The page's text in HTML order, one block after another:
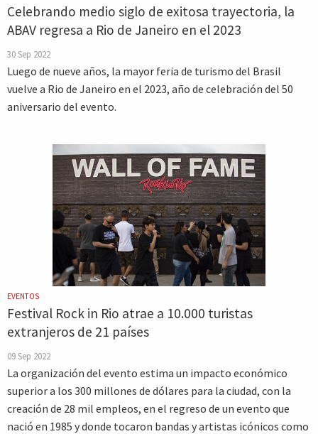
Celebrando medio siglo de exitosa trayectoria, la
ABAV regresa a Rio de Janeiro en el 2023
30 Sep 2022
Luego de nueve años, la mayor feria de turismo del Brasil
vuelve a Rio de Janeiro en el 2023, año de celebración del 50
aniversario del evento.
EVENTOS
Festival Rock in Rio atrae a 10.000 turistas
extranjeros de 21 países
09 Sep 2022
La organización del evento estima un impacto económico
superior a los 300 millones de dólares para la ciudad, con la
creación de 28 mil empleos, en el regreso de un evento que
nació en 1985 y donde tocaron bandas y artistas icónicos como